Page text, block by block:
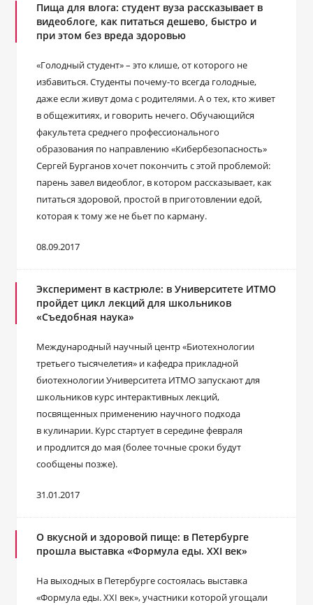
Пища для влога: студент вуза рассказывает в
видеоблоге, как питаться дешево, быстро и
при этом без вреда здоровью
«Голодный студент» – это клише, от которого не
избавиться. Студенты почему-то всегда голодные,
даже если живут дома с родителями. А о тех, кто живет
в общежитиях, и говорить нечего. Обучающийся
факультета среднего профессионального
образования по направлению «Кибербезопасность»
Сергей Бурганов хочет покончить с этой проблемой:
парень завел видеоблог, в котором рассказывает, как
питаться здоровой, простой в приготовлении едой,
которая к тому же не бьет по карману.
08.09.2017
Эксперимент в кастрюле: в Университете ИТМО
пройдет цикл лекций для школьников
«Съедобная наука»
Международный научный центр «Биотехнологии
третьего тысячелетия» и кафедра прикладной
биотехнологии Университета ИТМО запускают для
школьников курс интерактивных лекций,
посвященных применению научного подхода
в кулинарии. Курс стартует в середине февраля
и продлится до мая (более точные сроки будут
сообщены позже).
31.01.2017
О вкусной и здоровой пище: в Петербурге
прошла выставка «Формула еды. XXI век»
На выходных в Петербурге состоялась выставка
«Формула еды. XXI век», участники которой угощали